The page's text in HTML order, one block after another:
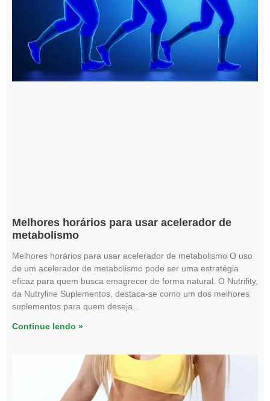
Melhores horários para usar acelerador de
metabolismo
Melhores horários para usar acelerador de metabolismo O uso
de um acelerador de metabolismo pode ser uma estratégia
eficaz para quem busca emagrecer de forma natural. O Nutrifity,
da Nutryline Suplementos, destaca-se como um dos melhores
suplementos para quem deseja
Continue lendo »